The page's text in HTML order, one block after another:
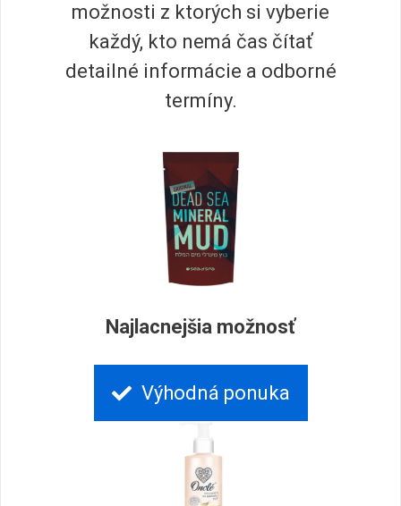
možnosti z ktorých si vyberie
každý, kto nemá čas čítať
detailné informácie a odborné
termíny.
Najlacnejšia možnosť
Výhodná ponuka